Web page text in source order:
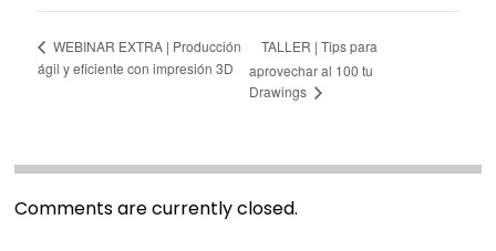
WEBINAR EXTRA | Producción
ágil y eficiente con impresión 3D
TALLER | Tips para
aprovechar al 100 tu
Drawings
Comments are currently closed.